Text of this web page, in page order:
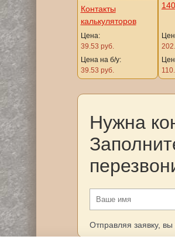
Контакты
калькуляторов
Цена:
39.53 руб.
Цена на б/у:
39.53 руб.
Нужна
Отправляя заявку,